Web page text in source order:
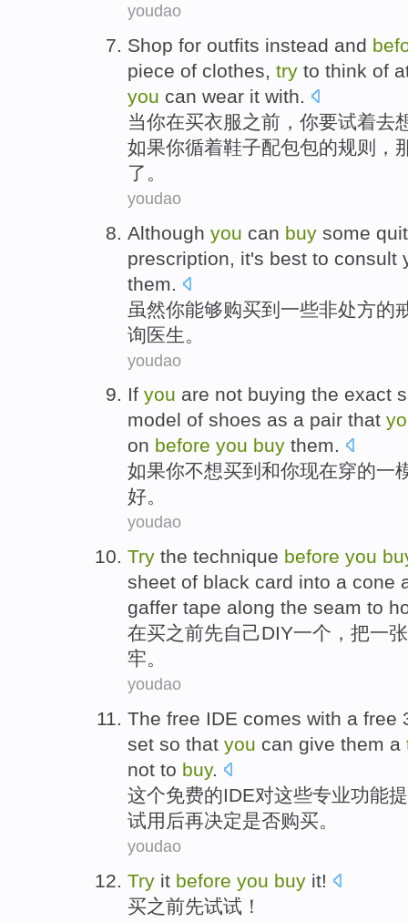
youdao
Shop for outfits instead and
piece of clothes, try to think of
you can wear it with.
当你在买衣服之前 ，你要试着去
如果你循着鞋子配包包的规则，
了。
youdao
Although you can buy some
prescription , it's best to consult
them.
虽然你能够购买到 一些非处方的
询医生 。
youdao
If you are not buying the exact
model of shoes as a pair that
on before you buy them.
如果你不想买到和你现在穿的一
好。
youdao
Try the technique before you
sheet of black card into a cone
gaffer tape along the seam to
在买之前先自己DIY一个 ，把一张
牢。
youdao
The free IDE comes with a free
set so that you can give them a
not to buy.
这个免费的IDE对这些专业功能
试用 后再决定是否购买。
youdao
Try it before you buy it!
买之前先试试 ！